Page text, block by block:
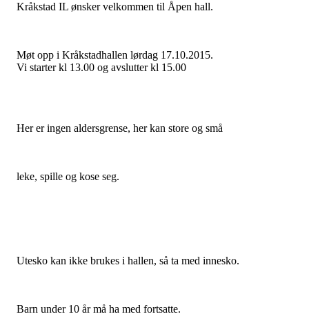
Kråkstad IL ønsker velkommen til Åpen hall.
Møt opp i Kråkstadhallen lørdag 17.10.2015.
Vi starter kl 13.00 og avslutter kl 15.00
Her er ingen aldersgrense, her kan store og små
leke, spille og kose seg.
Utesko kan ikke brukes i hallen, så ta med innesko.
Barn under 10 år må ha med fortsatte.